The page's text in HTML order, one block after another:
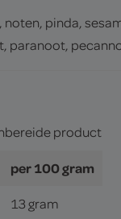
pinda,
paranoot,
product
per 100 gram
13 gram